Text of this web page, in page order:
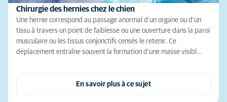
Chirurgie des hernies chez le chien
Une hernie correspond au passage anormal d’un organe ou d’un
tissu à travers un point de faiblesse ou une ouverture dans la paroi
musculaire ou les tissus conjonctifs censés le retenir. Ce
déplacement entraîne souvent la formation d’une masse visibl…
En savoir plus à ce sujet